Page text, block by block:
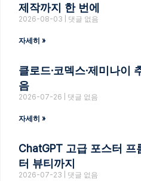
제작까지 한 번에
2026-08-03 댓글 없음
자세히 »
클로드·코덱스·제미나이
음
2026-07-26 댓글 없음
자세히 »
ChatGPT 고급 포스터
터 뷰티까지
2026-07-23 댓글 없음